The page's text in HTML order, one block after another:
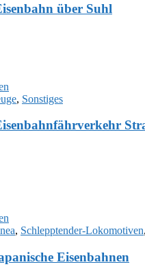
über Suhl
, Sonstiges
, Schlepptender-Lokomotiven,
Eisenbahnen